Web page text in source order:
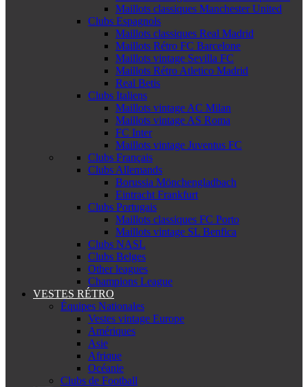
Maillots classiques Manchester United
Clubs Espagnols
Maillots classiques Real Madrid
Maillots Rétro FC Barcelone
Maillots vintage Sevilla FC
Maillots Rétro Atletico Madrid
Real Betis
Clubs Italiens
Maillots vintage AC Milan
Maillots vintage AS Roma
FC Inter
Maillots vintage Juventus FC
Clubs Français
Clubs Allemands
Borussia Mönchengladbach
Eintracht Frankfurt
Clubs Portugais
Maillots classiques FC Porto
Maillots vintage SL Benfica
Clubs NASL
Clubs Belges
Other leagues
Champions League
VESTES RÉTRO
Équipes Nationales
Vestes vintage Europe
Amériques
Asie
Afrique
Océanie
Clubs de Football